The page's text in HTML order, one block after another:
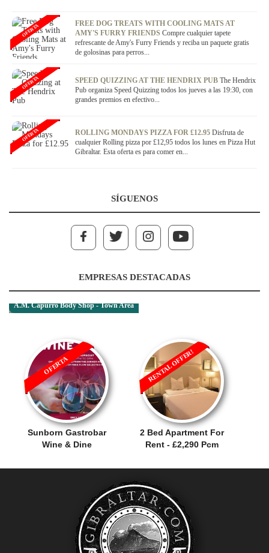
FREE DOG TREATS WITH COOLING MATS AT
AMY'S FURRY FRIENDS Compre cualquier tapete
refrescante de Amy's Furry Friends y reciba un paquete gratis
de golosinas para perros...
OFERTA
SPEED QUIZZING AT THE HENDRIX PUB The Hendrix
Pub organiza Speed Quizzing todos los jueves a las 19:30, con
grandes premios en efectivo...
OFERTA
ROLLING MONDAYS PIZZA FOR £12.95 Disfruta de
cualquier Rolling pizza por £12,95 todos los lunes en Pizza Hut
Gibraltar. Esta oferta es para comer en...
OFERTA
SÍGUENOS
EMPRESAS DESTACADAS
A.M. Capurro Body Shop - Town Area
Sunborn Gastrobar
Wine & Dine
OFERTA
2 Bed Apartment For
Rent - £2,290 Pcm
RENTAL OFFER!